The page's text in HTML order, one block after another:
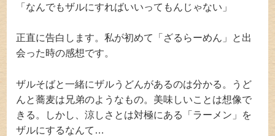
「なんでもザルにすればいいってもんじゃない」
正直に告白します。私が初めて「ざるらーめん」と出
会った時の感想です。
ザルそばと一緒にザルうどんがあるのは分かる。うど
んと蕎麦は兄弟のようなもの。美味しいことは想像で
きる。しかし、涼しさとは対極にある「ラーメン」を
ザルにするなんて…